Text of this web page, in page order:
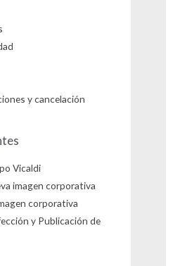
y cancelación
Vicaldi
imagen corporativa
corporativa
y Publicación de